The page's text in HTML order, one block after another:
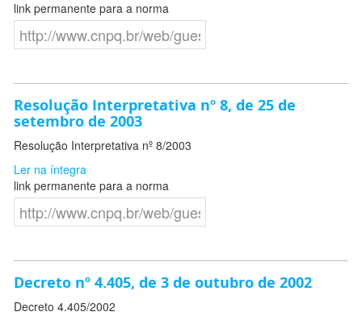
link permanente para a norma
Resolução Interpretativa nº 8, de 25 de
setembro de 2003
Resolução Interpretativa nº 8/2003
Ler na íntegra
link permanente para a norma
Decreto nº 4.405, de 3 de outubro de 2002
Decreto 4.405/2002